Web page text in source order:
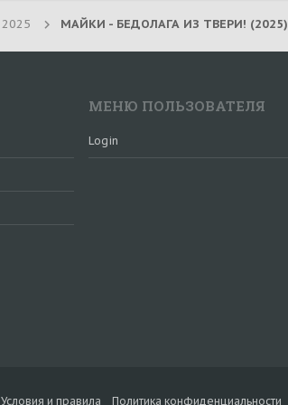
2025 МАЙКИ - БЕДОЛАГА ИЗ ТВЕРИ! (2025)
МЕНЮ ПОЛЬЗОВАТЕЛЯ
Login
Условия и правила Политика конфиденциальности